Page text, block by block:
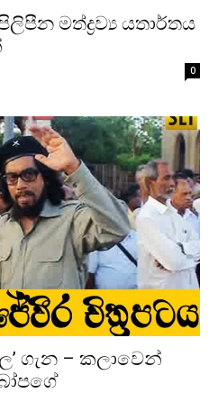
මත්ද්‍රව්‍ය යතාර්තය
0
ගැන – කලාවෙන්